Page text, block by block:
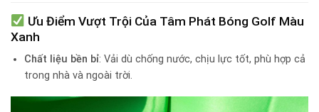
Ưu Điểm Vượt Trội Của Tâm Phát Bóng Golf Màu
Xanh
Chất liệu bền bỉ: Vải dù chống nước, chịu lực tốt, phù hợp cả
trong nhà và ngoài trời.